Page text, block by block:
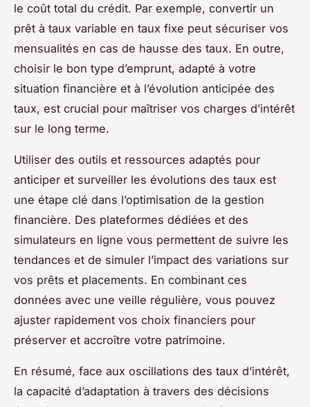
le coût total du crédit. Par exemple, convertir un
prêt à taux variable en taux fixe peut sécuriser vos
mensualités en cas de hausse des taux. En outre,
choisir le bon type d’emprunt, adapté à votre
situation financière et à l’évolution anticipée des
taux, est crucial pour maîtriser vos charges d’intérêt
sur le long terme.
Utiliser des outils et ressources adaptés pour
anticiper et surveiller les évolutions des taux est
une étape clé dans l’optimisation de la gestion
financière. Des plateformes dédiées et des
simulateurs en ligne vous permettent de suivre les
tendances et de simuler l’impact des variations sur
vos prêts et placements. En combinant ces
données avec une veille régulière, vous pouvez
ajuster rapidement vos choix financiers pour
préserver et accroître votre patrimoine.
En résumé, face aux oscillations des taux d’intérêt,
la capacité d’adaptation à travers des décisions